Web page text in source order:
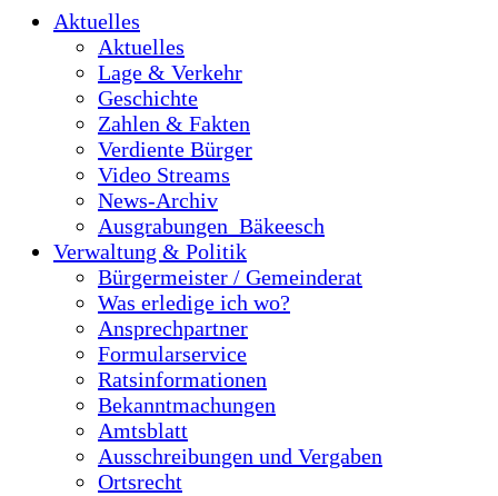
Aktuelles
Aktuelles
Lage & Verkehr
Geschichte
Zahlen & Fakten
Verdiente Bürger
Video Streams
News-Archiv
Ausgrabungen_Bäkeesch
Verwaltung & Politik
Bürgermeister / Gemeinderat
Was erledige ich wo?
Ansprechpartner
Formularservice
Ratsinformationen
Bekanntmachungen
Amtsblatt
Ausschreibungen und Vergaben
Ortsrecht